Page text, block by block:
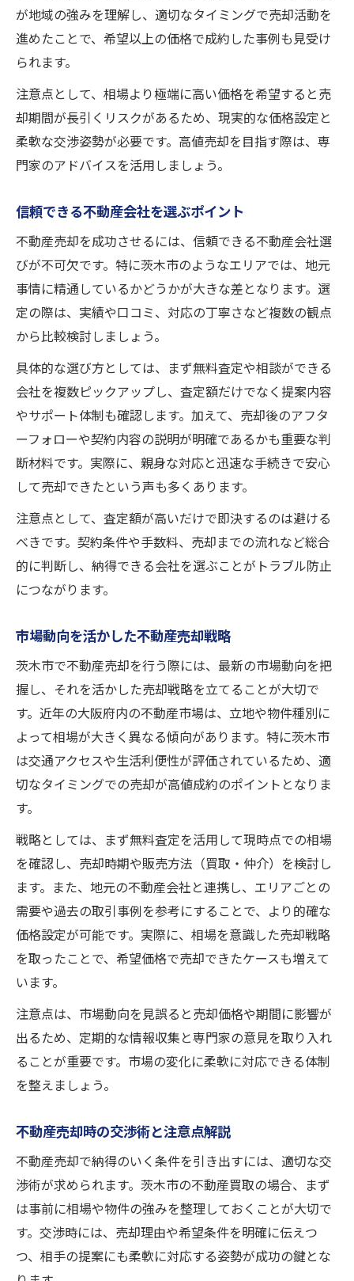
が地域の強みを理解し、適切なタイミングで売却活動を
進めたことで、希望以上の価格で成約した事例も見受け
られます。
注意点として、相場より極端に高い価格を希望すると売
却期間が長引くリスクがあるため、現実的な価格設定と
柔軟な交渉姿勢が必要です。高値売却を目指す際は、専
門家のアドバイスを活用しましょう。
信頼できる不動産会社を選ぶポイント
不動産売却を成功させるには、信頼できる不動産会社選
びが不可欠です。特に茨木市のようなエリアでは、地元
事情に精通しているかどうかが大きな差となります。選
定の際は、実績や口コミ、対応の丁寧さなど複数の観点
から比較検討しましょう。
具体的な選び方としては、まず無料査定や相談ができる
会社を複数ピックアップし、査定額だけでなく提案内容
やサポート体制も確認します。加えて、売却後のアフタ
ーフォローや契約内容の説明が明確であるかも重要な判
断材料です。実際に、親身な対応と迅速な手続きで安心
して売却できたという声も多くあります。
注意点として、査定額が高いだけで即決するのは避ける
べきです。契約条件や手数料、売却までの流れなど総合
的に判断し、納得できる会社を選ぶことがトラブル防止
につながります。
市場動向を活かした不動産売却戦略
茨木市で不動産売却を行う際には、最新の市場動向を把
握し、それを活かした売却戦略を立てることが大切で
す。近年の大阪府内の不動産市場は、立地や物件種別に
よって相場が大きく異なる傾向があります。特に茨木市
は交通アクセスや生活利便性が評価されているため、適
切なタイミングでの売却が高値成約のポイントとなりま
す。
戦略としては、まず無料査定を活用して現時点での相場
を確認し、売却時期や販売方法（買取・仲介）を検討し
ます。また、地元の不動産会社と連携し、エリアごとの
需要や過去の取引事例を参考にすることで、より的確な
価格設定が可能です。実際に、相場を意識した売却戦略
を取ったことで、希望価格で売却できたケースも増えて
います。
注意点は、市場動向を見誤ると売却価格や期間に影響が
出るため、定期的な情報収集と専門家の意見を取り入れ
ることが重要です。市場の変化に柔軟に対応できる体制
を整えましょう。
不動産売却時の交渉術と注意点解説
不動産売却で納得のいく条件を引き出すには、適切な交
渉術が求められます。茨木市の不動産買取の場合、まず
は事前に相場や物件の強みを整理しておくことが大切で
す。交渉時には、売却理由や希望条件を明確に伝えつ
つ、相手の提案にも柔軟に対応する姿勢が成功の鍵とな